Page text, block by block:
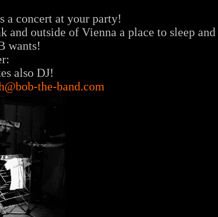
a concert at your party!
outside of Vienna a place to sleep
wants!
also DJ!
the-band.com